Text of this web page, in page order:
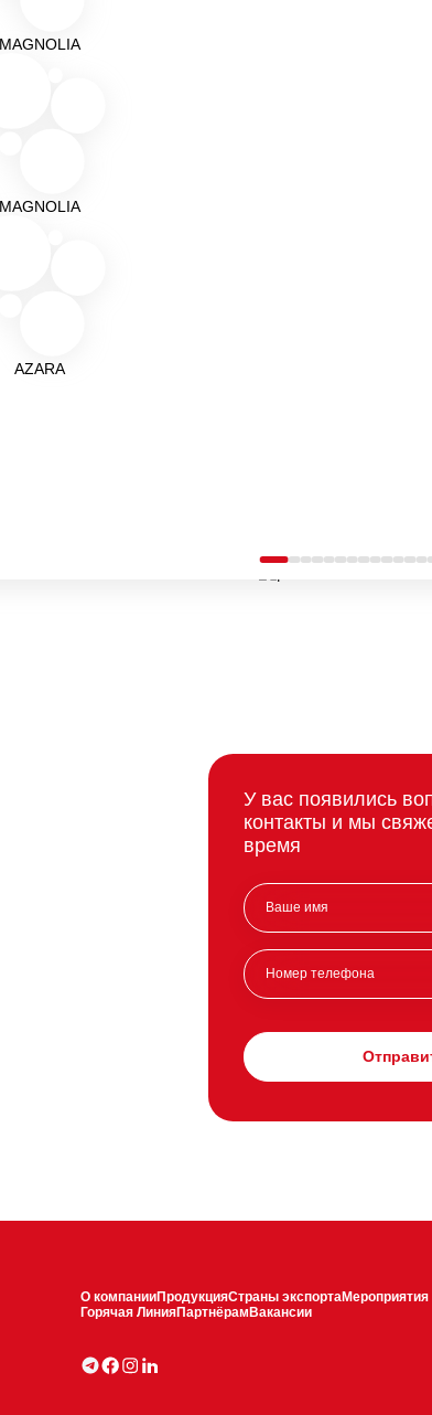
MAGNOLIA
MAGNOLIA
AZARA
У вас появились
контакты и мы
время
О компанииПродукцияСтраны экспортаМероприятия
Горячая ЛинияПартнёрам Вакансии